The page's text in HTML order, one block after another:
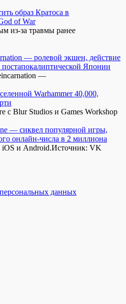
образ Кратоса в
of War
из-за травмы ранее
— ролевой экшен, действие
постапокалиптической Японии
—
Warhammer 40,000,
с Blur Studios и Games Workshop
— сиквел популярной игры,
онлайн-числа в 2 миллиона
iOS и Android.Источник: VK
данных